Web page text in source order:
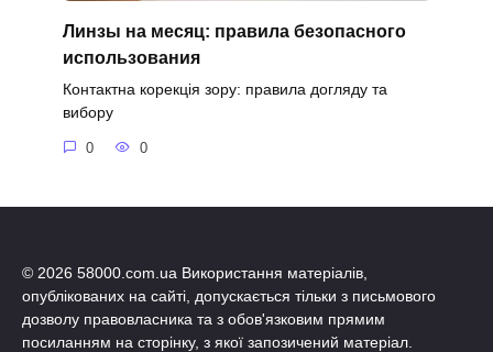
Линзы на месяц: правила безопасного
использования
Контактна корекція зору: правила догляду та
вибору
0 0
© 2026 58000.com.ua Використання матеріалів,
опублікованих на сайті, допускається тільки з письмового
дозволу правовласника та з обов'язковим прямим
посиланням на сторінку, з якої запозичений матеріал.